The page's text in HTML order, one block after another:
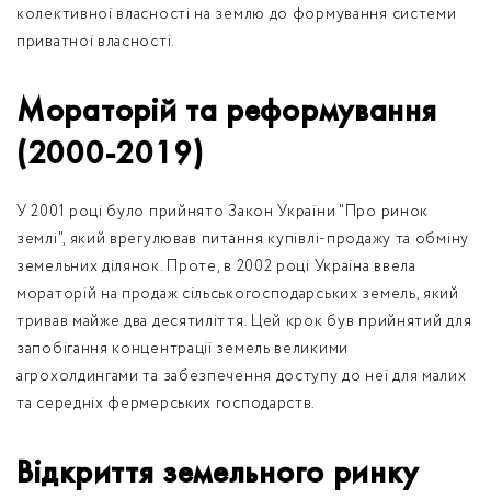
колективної власності на землю до формування системи
приватної власності.
Мораторій та реформування
(2000-2019)
У 2001 році було прийнято Закон України "Про ринок
землі", який врегулював питання купівлі-продажу та обміну
земельних ділянок. Проте, в 2002 році Україна ввела
мораторій на продаж сільськогосподарських земель, який
тривав майже два десятиліття. Цей крок був прийнятий для
запобігання концентрації земель великими
агрохолдингами та забезпечення доступу до неї для малих
та середніх фермерських господарств.
Відкриття земельного ринку